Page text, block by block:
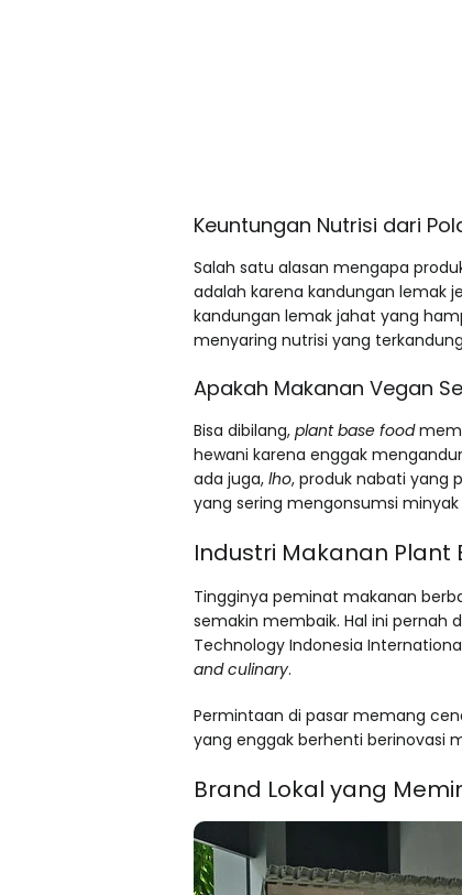
Keuntungan Nutrisi dari
Salah satu alasan mengapa
adalah karena kandungan lemak
kandungan lemak jahat yang
menyaring nutrisi yang
Apakah Makanan Vegan
Bisa dibilang, plant base food
hewani karena enggak
ada juga, lho, produk nabati yang
yang sering mengonsumsi
Industri Makanan Plant
Tingginya peminat makanan
semakin membaik. Hal ini pernah
Technology Indonesia
and culinary.
Permintaan di pasar memang
yang enggak berhenti berinovasi
Brand Lokal yang